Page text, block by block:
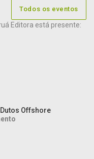
Todos os eventos
Editora está presente:
Offshore